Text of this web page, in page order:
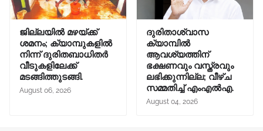
ജില്ലയിൽ മഴയ്ക്ക്
ശമനം; ക്യാമ്പുകളിൽ
നിന്ന് ദുരിതബാധിതർ
വീടുകളിലേക്ക്
മടങ്ങിത്തുടങ്ങി.
August 06, 2026
ദുരിതാശ്വാസ
ക്യാമ്പിൽ
ആവശ്യത്തിന്
ഭക്ഷണവും വസ്ത്രവും
ലഭിക്കുന്നില്ല; വീഴ്ച
സമ്മതിച്ച് എംഎൽഎ.
August 04, 2026